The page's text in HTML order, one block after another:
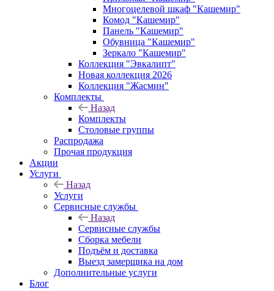
Многоцелевой шкаф "Кашемир"
Комод "Кашемир"
Панель "Кашемир"
Обувница "Кашемир"
Зеркало "Кашемир"
Коллекция "Эвкалипт"
Новая коллекция 2026
Коллекция "Жасмин"
Комплекты
Назад
Комплекты
Столовые группы
Распродажа
Прочая продукция
Акции
Услуги
Назад
Услуги
Сервисные службы
Назад
Сервисные службы
Сборка мебели
Подъём и доставка
Выезд замерщика на дом
Дополнительные услуги
Блог